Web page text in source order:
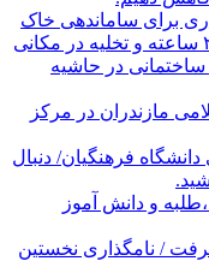
برای ساماندهی خاک
و نخاله های ساختمانی به صورت ۲۴ ساعته و تخلیه در مکانی
ساختمانی در حاشیه
مازندران در مرکز
فرهنگیان/ دنبال
دانشجو،،طلبه و دانش آموز
/ نامگذاری نخستین